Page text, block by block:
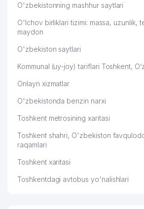
O'zbekistonning mashhur saytlari
O'lchov birliklari tizimi: massa, uzunlik,
maydon
O'zbekiston saytlari
Kommunal (uy-joy) tariflari Toshkent,
Onlayn xizmatlar
O'zbekistonda benzin narxi
Toshkent metrosining xaritasi
Toshkent shahri, O'zbekiston
raqamlari
Toshkent xaritasi
Toshkentdagi avtobus yo'nalishlari